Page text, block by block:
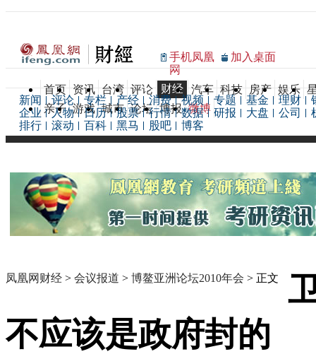
手机凤凰
网
加入桌面
首页 资讯 台湾 评论 财经 汽车 科技 房产 娱乐
亲子 游戏 城市 论坛 博报 微博
新闻 评论 专栏 产经 消费 视频 专题 基金 理财
企业
人物 日历 股票 行情 数据 研报 大盘 公司
排行
滚动 百科 黑马 股吧 博客
凤凰网财经 > 会议报道 > 博鳌亚洲论坛2010年会 > 正文
不应该是政府封的